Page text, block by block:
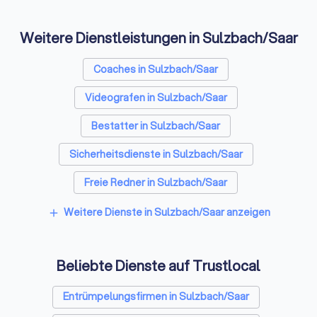
Informationen zuPreisen für Website-Erstellungund
Onlineshop-Kosten.
Im Preis häufig enthalten
Beratung und Konzeptentwicklung
Responsives Design und Umsetzung im gewählten CMS
Grundlegende SEO-Optimierung mit Struktur, Meta-Tags
und Performance
Impressum und Datenschutz nach Standard-Vorlagen
Logo-Design, Branding
Weitere Dienstleistungen in Sulzbach/Saar
Coaches in Sulzbach/Saar
Videografen in Sulzbach/Saar
Bestatter in Sulzbach/Saar
Sicherheitsdienste in Sulzbach/Saar
Freie Redner in Sulzbach/Saar
add Weitere Dienste in Sulzbach/Saar anzeigen
Beliebte Dienste auf Trustlocal
Entrümpelungsfirmen in Sulzbach/Saar